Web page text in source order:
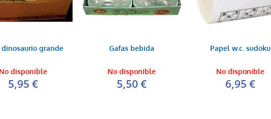
grande
disponible
5,95 €
Gafas bebida
No disponible
5,50 €
Papel w.c. sudoku
No disponible
6,95 €